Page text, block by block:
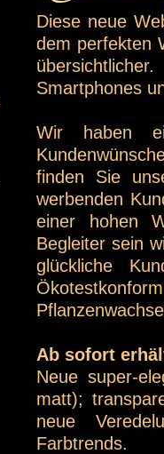
Diese neue
dem perfekten
Smartphones
Wir haben
finden Sie
werbenden
einer hohen
Begleiter sein
glückliche
Ab sofort
Neue super-
matt);
neue
Farbtrends.